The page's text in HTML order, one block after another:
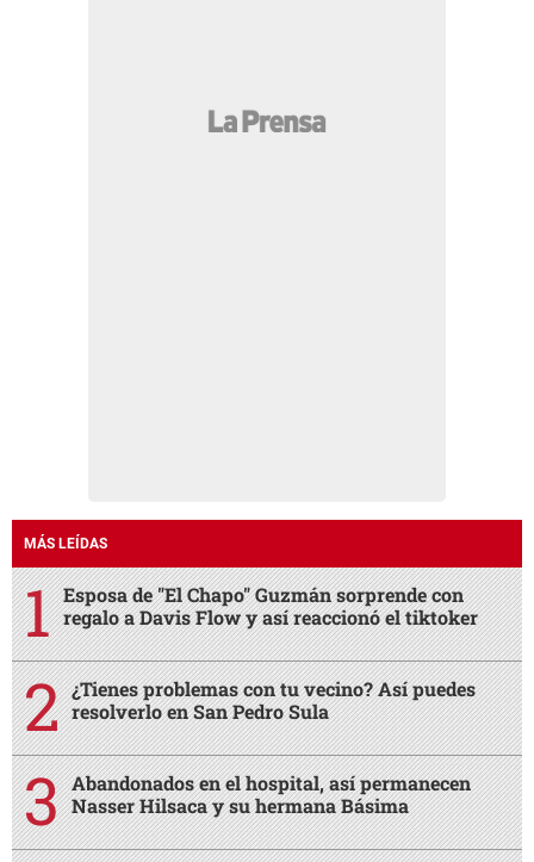
MÁS LEÍDAS
Esposa de "El Chapo" Guzmán sorprende con
regalo a Davis Flow y así reaccionó el tiktoker
¿Tienes problemas con tu vecino? Así puedes
resolverlo en San Pedro Sula
Abandonados en el hospital, así permanecen
Nasser Hilsaca y su hermana Básima